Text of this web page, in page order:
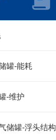
罐-能耗
-维护
储罐-浮头结构